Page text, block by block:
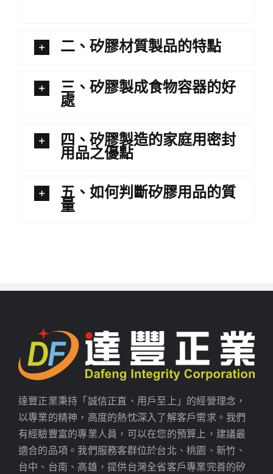
二、矽膠材質製品的特點
三、矽膠製成食物容器的好
處
四、矽膠製造的家庭用密封
用品之優點
五、如何判斷矽膠用品的質
量
達豐正業秉持「誠信正直、用戶至上」的經營理念，
以專業的精神，高度的熱忱深入了解客戶需求。我們
有經驗豐富的專業人員，可以在您的預算上，建議最
適合的品項。我們服務客群位於台北、桃園、新竹、
台中、台南、高雄，提供台灣全省客戶專業完善的矽